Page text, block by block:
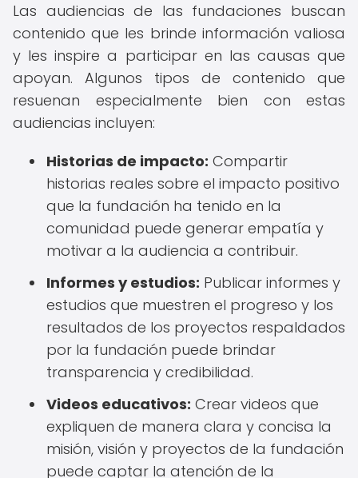
Las audiencias de las fundaciones buscan
contenido que les brinde información valiosa
y les inspire a participar en las causas que
apoyan. Algunos tipos de contenido que
resuenan especialmente bien con estas
audiencias incluyen:
Historias de impacto: Compartir
historias reales sobre el impacto positivo
que la fundación ha tenido en la
comunidad puede generar empatía y
motivar a la audiencia a contribuir.
Informes y estudios: Publicar informes y
estudios que muestren el progreso y los
resultados de los proyectos respaldados
por la fundación puede brindar
transparencia y credibilidad.
Videos educativos: Crear videos que
expliquen de manera clara y concisa la
misión, visión y proyectos de la fundación
puede captar la atención de la